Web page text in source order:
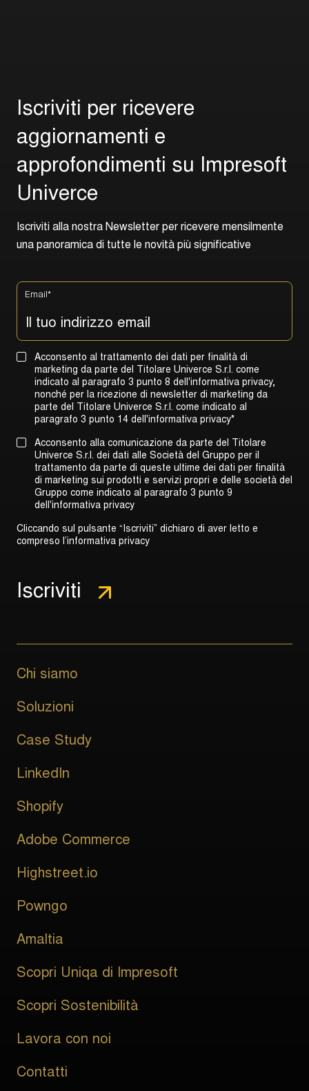
Iscriviti per ricevere
aggiornamenti e
approfondimenti su Impresoft
Univerce
scriviti a a nostra News etter per ricevere mensimente
una panoramica di tutte e novità più significative
Email*
Acconsento al trattamento dei dati per finalità di
marketing da parte del Titolare Univerce S.r.l. come
indicato al paragrafo 3 punto 8 dell'informativa privacy,
nonché per la ricezione di newsletter di marketing da
parte del Titolare Univerce S.r.l. come indicato al
paragrafo 3 punto 14 dell'informativa privacy*
Acconsento alla comunicazione da parte del Titolare
Univerce S.r.l. dei dati alle Società del Gruppo per il
trattamento da parte di queste ultime dei dati per finalità
di marketing sui prodotti e servizi propri e delle società del
Gruppo come indicato al paragrafo 3 punto 9
dell'informativa privacy
Cliccando sul pulsante “Iscriviti” dichiaro di aver letto e
compreso l’informativa privacy
Chi siamo
Soluzioni
Case Study
LinkedIn
Shopify
Adobe Commerce
Highstreet.io
Powngo
Amaltia
Scopri Uniqa di Impresoft
Scopri Sostenibilità
Lavora con noi
Contatti